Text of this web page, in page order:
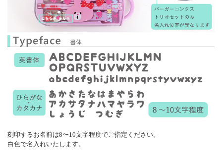
刻印するお名前は8〜10文字程度でご指定ください。
白色で名入れいたします。